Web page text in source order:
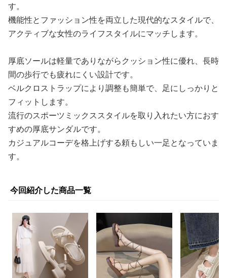
す。
機能性とファッション性を両立した現代的なスタイルで、
アクティブな女性のライフスタイルにマッチします。
厚底ソールは軽量でありながらクッション性に優れ、長時
間の歩行でも疲れにくい設計です。
ベルクロストラップにより調整も簡単で、足にしっかりと
フィットします。
流行のスポーツミックススタイルを取り入れたい方におす
すめの厚底サンダルです。
カジュアルコーデを格上げする頼もしい一足となっていま
す。
今回紹介した商品一覧